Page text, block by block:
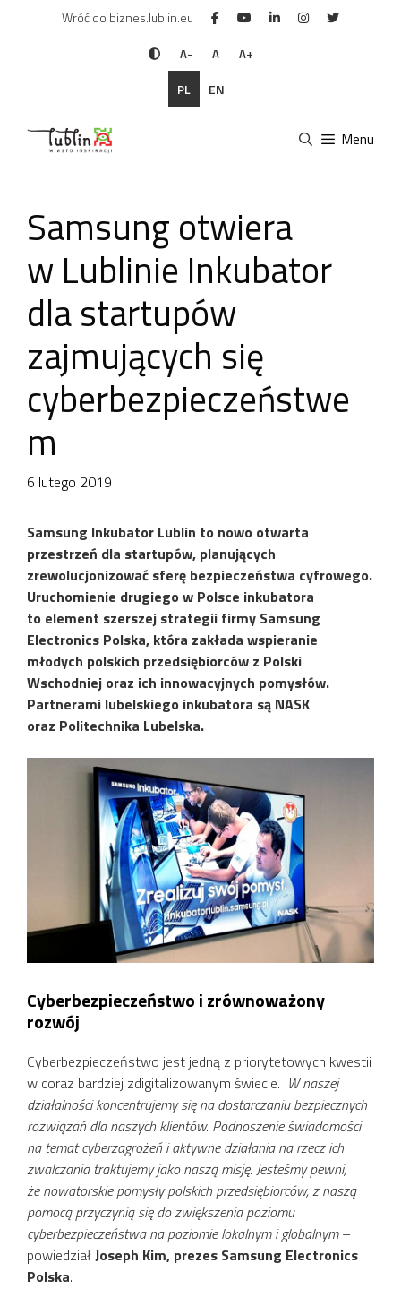
Wróć do biznes.lublin.eu
A- A A+
PL EN
Menu
Samsung otwiera
w Lublinie Inkubator
dla startupów
zajmujących się
cyberbezpieczeństwe
m
6 lutego 2019
Samsung Inkubator Lublin to nowo otwarta
przestrzeń dla startupów, planujących
zrewolucjonizować sferę bezpieczeństwa cyfrowego.
Uruchomienie drugiego w Polsce inkubatora
to element szerszej strategii firmy Samsung
Electronics Polska, która zakłada wspieranie
młodych polskich przedsiębiorców z Polski
Wschodniej oraz ich innowacyjnych pomysłów.
Partnerami lubelskiego inkubatora są NASK
oraz Politechnika Lubelska.
Cyberbezpieczeństwo i zrównoważony
rozwój
Cyberbezpieczeństwo jest jedną z priorytetowych kwestii
w coraz bardziej zdigitalizowanym świecie. W naszej
działalności koncentrujemy się na dostarczaniu bezpiecznych
rozwiązań dla naszych klientów. Podnoszenie świadomości
na temat cyberzagrożeń i aktywne działania na rzecz ich
zwalczania traktujemy jako naszą misję. Jesteśmy pewni,
że nowatorskie pomysły polskich przedsiębiorców, z naszą
pomocą przyczynią się do zwiększenia poziomu
cyberbezpieczeństwa na poziomie lokalnym i globalnym–
powiedziałJoseph Kim, prezes Samsung Electronics
Polska.